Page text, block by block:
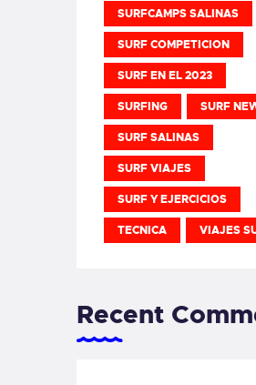
SURFCAMPS SALINAS
SURF COMPETICION
SURF EN EL 2023
SURFING SURF
SURF SALINAS
SURF VIAJES
SURF Y EJERCICIOS
TECNICA VIAJES
Recent